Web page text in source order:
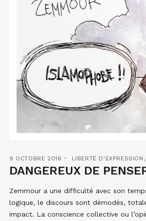
9 OCTOBRE 2016 LIBERTÉ D'EXPRESSION ,
DANGEREUX DE
Zemmour a une difficulté avec son
logique, le discours sont démodés,
impact. La conscience collective ou